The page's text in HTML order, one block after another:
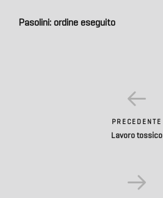
Pasolini: ordine eseguito
PRECEDENTE
Lavoro tossico